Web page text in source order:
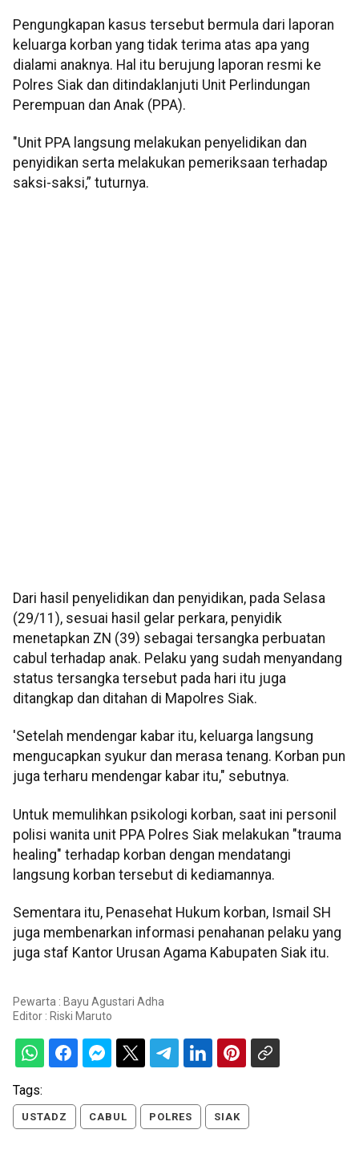
Pengungkapan kasus tersebut bermula dari laporan
keluarga korban yang tidak terima atas apa yang
dialami anaknya. Hal itu berujung laporan resmi ke
Polres Siak dan ditindaklanjuti Unit Perlindungan
Perempuan dan Anak (PPA).
"Unit PPA langsung melakukan penyelidikan dan
penyidikan serta melakukan pemeriksaan terhadap
saksi-saksi,” tuturnya.
Dari hasil penyelidikan dan penyidikan, pada Selasa
(29/11), sesuai hasil gelar perkara, penyidik
menetapkan ZN (39) sebagai tersangka perbuatan
cabul terhadap anak. Pelaku yang sudah menyandang
status tersangka tersebut pada hari itu juga
ditangkap dan ditahan di Mapolres Siak.
'Setelah mendengar kabar itu, keluarga langsung
mengucapkan syukur dan merasa tenang. Korban pun
juga terharu mendengar kabar itu," sebutnya.
Untuk memulihkan psikologi korban, saat ini personil
polisi wanita unit PPA Polres Siak melakukan "trauma
healing" terhadap korban dengan mendatangi
langsung korban tersebut di kediamannya.
Sementara itu, Penasehat Hukum korban, Ismail SH
juga membenarkan informasi penahanan pelaku yang
juga staf Kantor Urusan Agama Kabupaten Siak itu.
Pewarta : Bayu Agustari Adha
Editor : Riski Maruto
Tags:
USTADZ CABUL POLRES SIAK